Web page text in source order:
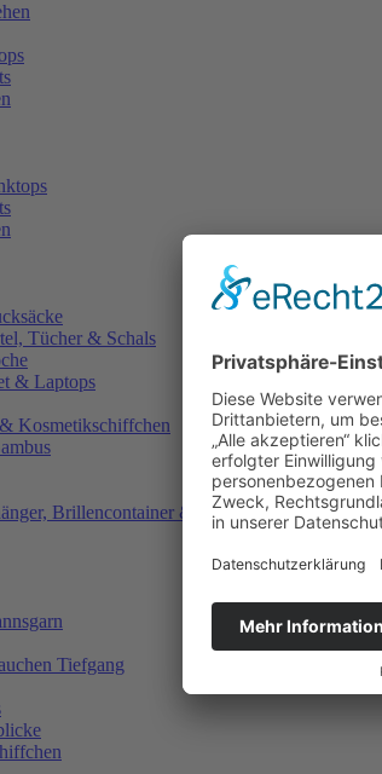
Tücher & Schals
& Laptops
Kosmetikschiffchen
Brillencontainer & mehr
Tiefgang